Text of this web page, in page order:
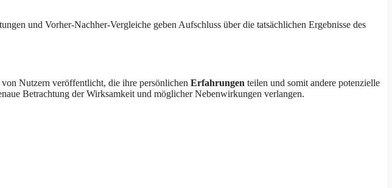
und Vorher-Nachher-Vergleiche geben Aufschluss über die tatsächlichen Ergebnisse des
Nutzern veröffentlicht, die ihre persönlichen Erfahrungen teilen und somit andere potenzielle
Betrachtung der Wirksamkeit und möglicher Nebenwirkungen verlangen.